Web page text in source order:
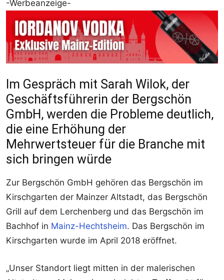
-Werbeanzeige-
Im Gespräch mit Sarah Wilok, der
Geschäftsführerin der Bergschön
GmbH, werden die Probleme deutlich,
die eine Erhöhung der
Mehrwertsteuer für die Branche mit
sich bringen würde
Zur Bergschön GmbH gehören das Bergschön im
Kirschgarten der Mainzer Altstadt, das Bergschön
Grill auf dem Lerchenberg und das Bergschön im
Bachhof in Mainz-Hechtsheim. Das Bergschön im
Kirschgarten wurde im April 2018 eröffnet.
„Unser Standort liegt mitten in der malerischen